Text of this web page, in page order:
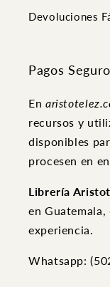
Devoluciones
Pagos
En
recursos y
disponibles
procesen en
Librería
en Guatemala,
experiencia.
Whatsapp: